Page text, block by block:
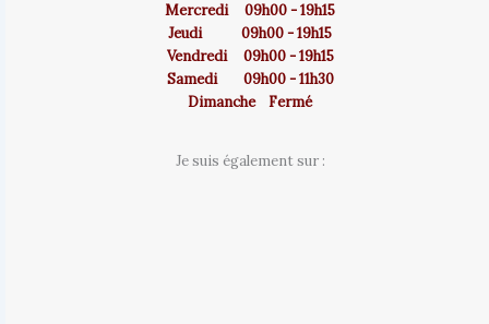
Mercredi 09h00 - 19h15
Jeudi 09h00 - 19h15
Vendredi 09h00 - 19h15
Samedi 09h00 - 11h30
Dimanche Fermé
Je suis également sur :